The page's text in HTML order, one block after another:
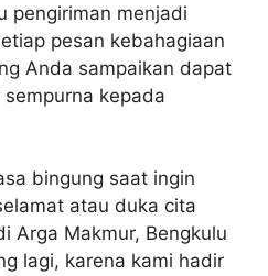
pengiriman menjadi
pesan kebahagiaan
Anda sampaikan dapat
kepada
bingung saat ingin
atau duka cita
Arga Makmur, Bengkulu
lagi, karena kami hadir